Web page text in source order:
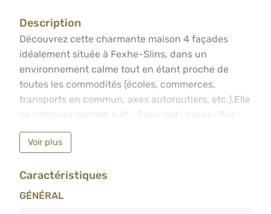
Description
Découvrez cette charmante maison 4 façades
Découvrez cette charmante maison 4 façades
idéalement située à Fexhe-Slins, dans un
environnement calme tout en étant proche de
toutes les commodités (écoles, commerces,
transports en commun, axes autoroutiers, etc.).Elle
se compose comme suit :-Sous-sol : caves.-Rez-
de-chaussée : hall d’entrée, WC indépendant,
séjour lumineux ouvert sur la salle à manger et la
bains et une buanderie avec WC.-2e étage : une
troisième chambre.À l’extérieur, vous profiterez
Voir plus
Caractéristiques
GÉNÉRAL